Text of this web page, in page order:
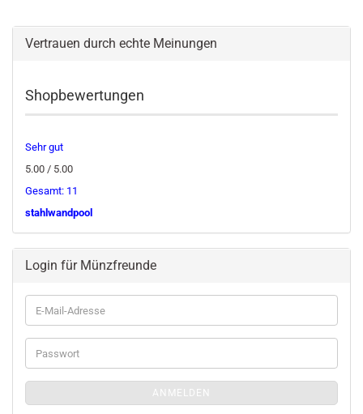
Vertrauen durch echte Meinungen
Shopbewertungen
Sehr gut
5.00 / 5.00
Gesamt: 11
stahlwandpool
Login für Münzfreunde
E-
Mail-
Adresse
Passwort
ANMELDEN